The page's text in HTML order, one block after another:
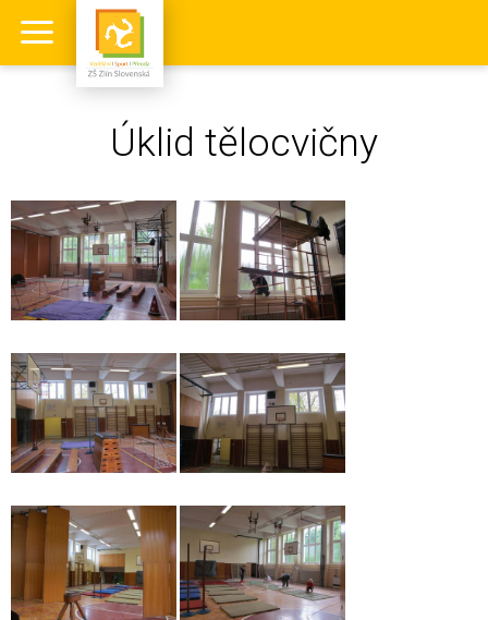
Úklid tělocvičny